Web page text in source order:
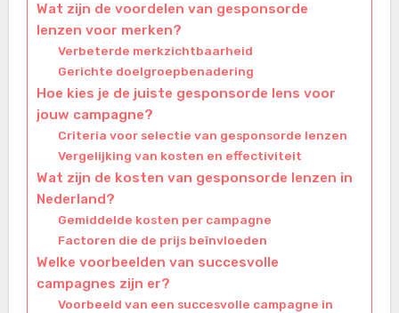
Wat zijn de voordelen van gesponsorde
lenzen voor merken?
Verbeterde merkzichtbaarheid
Gerichte doelgroepbenadering
Hoe kies je de juiste gesponsorde lens voor
jouw campagne?
Criteria voor selectie van gesponsorde lenzen
Vergelijking van kosten en effectiviteit
Wat zijn de kosten van gesponsorde lenzen in
Nederland?
Gemiddelde kosten per campagne
Factoren die de prijs beïnvloeden
Welke voorbeelden van succesvolle
campagnes zijn er?
Voorbeeld van een succesvolle campagne in